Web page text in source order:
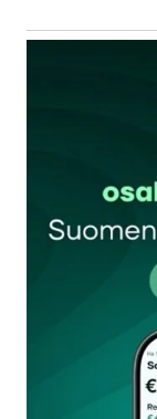
kentät on
Kommentti